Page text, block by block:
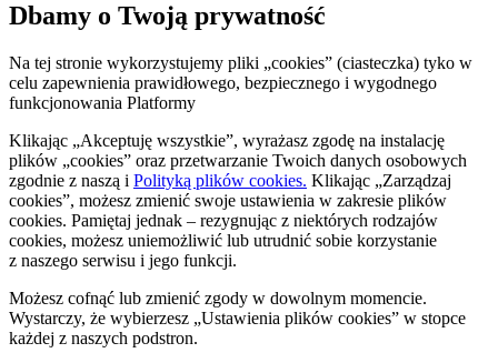
Dbamy o Twoją prywatność
Na tej stronie wykorzystujemy pliki „cookies” (ciasteczka) tyko w
celu zapewnienia prawidłowego, bezpiecznego i wygodnego
funkcjonowania Platformy
Klikając „Akceptuję wszystkie”, wyrażasz zgodę na instalację
plików „cookies” oraz przetwarzanie Twoich danych osobowych
zgodnie z naszą i Polityką plików cookies. Klikając „Zarządzaj
cookies”, możesz zmienić swoje ustawienia w zakresie plików
cookies. Pamiętaj jednak – rezygnując z niektórych rodzajów
cookies, możesz uniemożliwić lub utrudnić sobie korzystanie
z naszego serwisu i jego funkcji.
Możesz cofnąć lub zmienić zgody w dowolnym momencie.
Wystarczy, że wybierzesz „Ustawienia plików cookies” w stopce
każdej z naszych podstron.